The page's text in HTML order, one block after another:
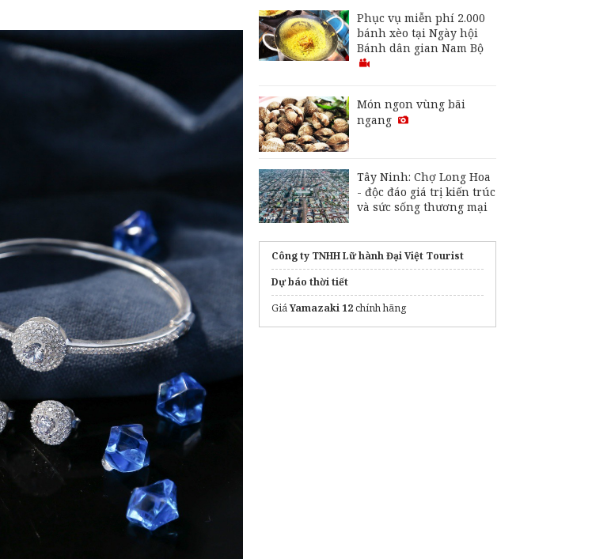
Phục vụ miễn phí 2.000
bánh xèo tại Ngày hội
Bánh dân gian Nam Bộ
Món ngon vùng bãi
ngang
Tây Ninh: Chợ Long Hoa
- độc đáo giá trị kiến trúc
và sức sống thương mại
Công ty TNHH Lữ hành Đại Việt Tourist
Dự báo thời tiết
GiáYamazaki 12chính hãng